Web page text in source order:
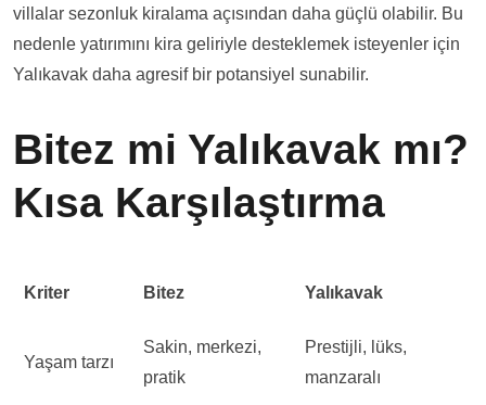
villalar sezonluk kiralama açısından daha güçlü olabilir. Bu
nedenle yatırımını kira geliriyle desteklemek isteyenler için
Yalıkavak daha agresif bir potansiyel sunabilir.
Bitez mi Yalıkavak mı?
Kısa Karşılaştırma
Kriter Bitez Yalıkavak
Yaşam tarzı
Sakin, merkezi,
pratik
Prestijli, lüks,
manzaralı